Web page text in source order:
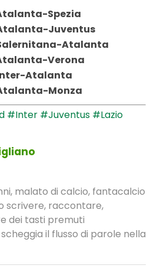
Spezia
Juventus
Atalanta
Verona
Atalanta
Monza
#Inter #Juventus #Lazio
malato di calcio, fantacalcio
scrivere, raccontare,
dei tasti premuti
il flusso di parole nella